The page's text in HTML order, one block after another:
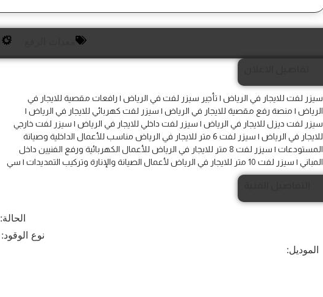
معدات الرفع
سيزر لفت للايجار في الرياض | تأجير سيزر لفت في الرياض | رافعات مقصية للايجار في
الرياض | منصة رفع مقصية للايجار في الرياض | سيزر لفت كهربائي للايجار في الرياض |
سيزر لفت ديزل للايجار في الرياض | سيزر لفت داخلي للايجار في الرياض | سيزر لفت خارجي
للايجار في الرياض | سيزر لفت 6 متر للايجار في الرياض مناسب للأعمال الداخلية وصيانة
المستودعات | سيزر لفت 8 متر للايجار في الرياض للأعمال الكهربائية ورفع الفنيين داخل
المباني | سيزر لفت 10 متر للايجار في الرياض لأعمال الصيانة والإنارة وتركيب التمديدات | سي
الحالة:
نوع الوقود:
الموديل: